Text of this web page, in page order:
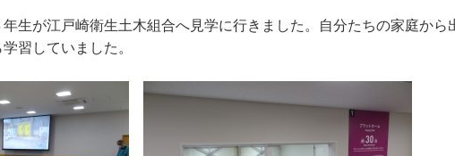
生が江戸崎衛生土木組合へ見学に行きました。自分たちの家庭から
習していました。